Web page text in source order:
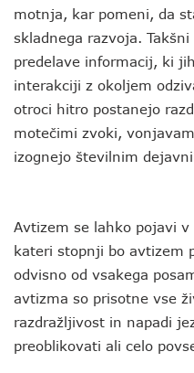
motnja, kar pomeni, da
skladnega razvoja.
predelave informacij, ki
interakciji z okoljem
otroci hitro postanejo
motečimi zvoki,
izognejo številnim
Avtizem se lahko pojavi
kateri stopnji bo avtizem
odvisno od vsakega
avtizma so prisotne vse
razdražljivost in napadi
preoblikovati ali celo